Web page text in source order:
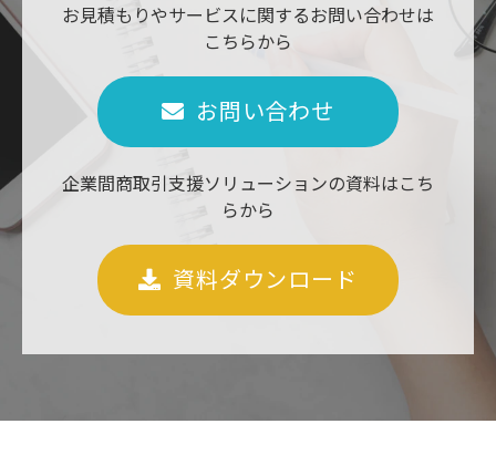
お見積もりやサービスに関するお問い合わせは
こちらから
お問い合わせ
企業間商取引支援ソリューションの資料はこち
らから
資料ダウンロード